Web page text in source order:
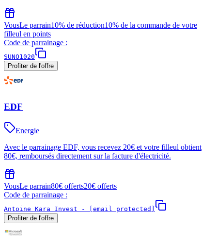
VousLe parrain10% de réduction10% de la commande de votre
filleul en points
Code de parrainage :
SUNO1020
Profiter de l'offre
EDF
Energie
Avec le parrainage EDF, vous recevez 20€ et votre filleul obtient
80€, remboursés directement sur la facture d'électricité.
VousLe parrain80€ offerts20€ offerts
Code de parrainage :
Antoine Kara Invest -
[email protected]
Profiter de l'offre